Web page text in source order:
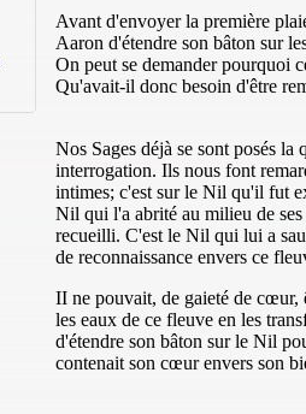
Avant d'envoyer la première
Aaron d'étendre son bâton sur
On peut se demander pourquoi
Qu'avait-il donc besoin d'être
Nos Sages déjà se sont posés
interrogation. Ils nous font
intimes; c'est sur le Nil qu'il fut
Nil qui l'a abrité au milieu de
recueilli. C'est le Nil qui lui a
de reconnaissance envers ce
II ne pouvait, de gaieté de cœur,
les eaux de ce fleuve en les
d'étendre son bâton sur le Nil
contenait son cœur envers son